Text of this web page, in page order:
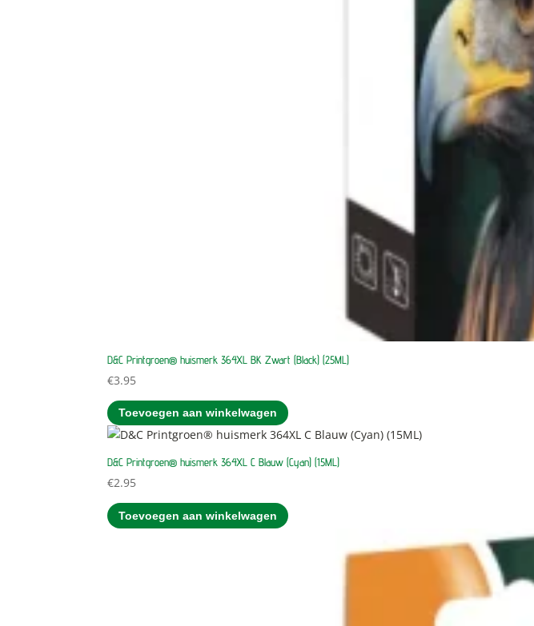
D&C Printgroen® huismerk 364XL BK Zwart (Black) (25ML)
€3.95
Toevoegen aan winkelwagen
D&C Printgroen® huismerk 364XL C Blauw (Cyan) (15ML)
€2.95
Toevoegen aan winkelwagen